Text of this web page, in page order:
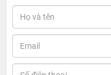
Sạc dự phòng
1A1C Tích Hợp